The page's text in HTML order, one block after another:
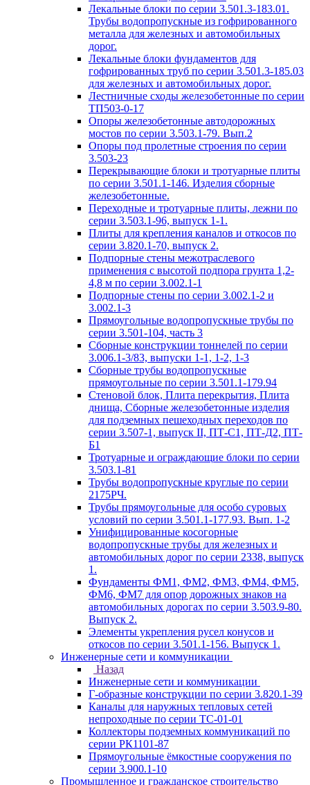
Лекальные блоки по серии 3.501.3-183.01.
Трубы водопропускные из гофрированного
металла для железных и автомобильных
дорог.
Лекальные блоки фундаментов для
гофрированных труб по серии 3.501.3-185.03
для железных и автомобильных дорог.
Лестничные сходы железобетонные по серии
ТП503-0-17
Опоры железобетонные автодорожных
мостов по серии 3.503.1-79. Вып.2
Опоры под пролетные строения по серии
3.503-23
Перекрывающие блоки и тротуарные плиты
по серии 3.501.1-146. Изделия сборные
железобетонные.
Переходные и тротуарные плиты, лежни по
серии 3.503.1-96, выпуск 1-1.
Плиты для крепления каналов и откосов по
серии 3.820.1-70, выпуск 2.
Подпорные стены межотраслевого
применения с высотой подпора грунта 1,2-
4,8 м по серии 3.002.1-1
Подпорные стены по серии 3.002.1-2 и
3.002.1-3
Прямоугольные водопропускные трубы по
серии 3.501-104, часть 3
Сборные конструкции тоннелей по серии
3.006.1-3/83, выпуски 1-1, 1-2, 1-3
Сборные трубы водопропускные
прямоугольные по серии 3.501.1-179.94
Стеновой блок, Плита перекрытия, Плита
днища, Сборные железобетонные изделия
для подземных пешеходных переходов по
серии 3.507-1, выпуск II, ПТ-С1, ПТ-Д2, ПТ-
Б1
Тротуарные и ограждающие блоки по серии
3.503.1-81
Трубы водопропускные круглые по серии
2175РЧ.
Трубы прямоугольные для особо суровых
условий по серии 3.501.1-177.93. Вып. 1-2
Унифицированные косогорные
водопропускные трубы для железных и
автомобильных дорог по серии 2338, выпуск
1.
Фундаменты ФМ1, ФМ2, ФМ3, ФМ4, ФМ5,
ФМ6, ФМ7 для опор дорожных знаков на
автомобильных дорогах по серии 3.503.9-80.
Выпуск 2.
Элементы укрепления русел конусов и
откосов по серии 3.501.1-156. Выпуск 1.
Инженерные сети и коммуникации
Назад
Инженерные сети и коммуникации
Г-образные конструкции по серии 3.820.1-39
Каналы для наружных тепловых сетей
непроходные по серии ТС-01-01
Коллекторы подземных коммуникаций по
серии РК1101-87
Прямоугольные ёмкостные сооружения по
серии 3.900.1-10
Промышленное и гражданское строительство